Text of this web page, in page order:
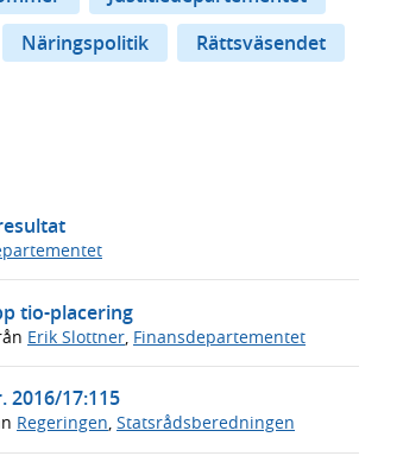
Näringspolitik Rättsväsendet
tio-placering
Erik Slottner Finansdepartementet
2016/17:115
Regeringen, Statsrådsberedningen